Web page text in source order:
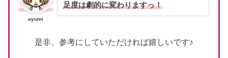
ayumi
足度は劇的に変わりますっ！
是非、参考にしていただければ嬉しいです♪